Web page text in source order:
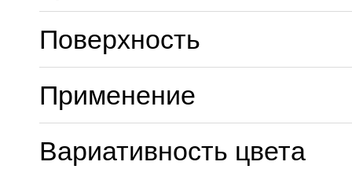
Поверхность
Применение
Вариативность цвета